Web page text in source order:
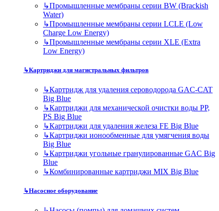
↳Промышленные мембраны серии BW (Brackish
Water)
↳Промышленные мембраны серии LCLE (Low
Charge Low Energy)
↳Промышленные мембраны серии XLE (Extra
Low Energy)
↳Картриджи для магистральных фильтров
↳Картридж для удаления сероводорода GAC-CAT
Big Blue
↳Картриджи для механической очистки воды PP,
PS Big Blue
↳Картриджи для удаления железа FE Big Blue
↳Картриджи ионообменные для умягчения воды
Big Blue
↳Картриджи угольные гранулированные GAC Big
Blue
↳Комбинированные картриджи MIX Big Blue
↳Насосное оборудование